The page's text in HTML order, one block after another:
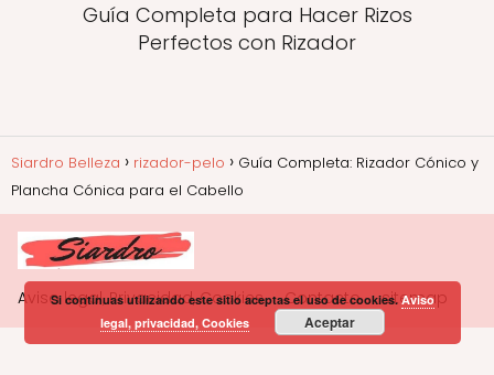
Guía Completa para Hacer Rizos
Perfectos con Rizador
Siardro Belleza rizador-pelo
Guía Completa: Rizador Cónico y
Plancha Cónica para el Cabello
Aviso legal, Privacidad, Cookies Contacto sitemap
Si continuas utilizando este sitio aceptas el uso de cookies.Aviso
legal, privacidad, Cookies
Aceptar